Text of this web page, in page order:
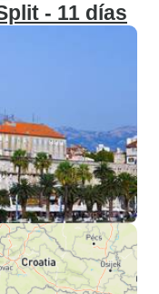
- 11 días